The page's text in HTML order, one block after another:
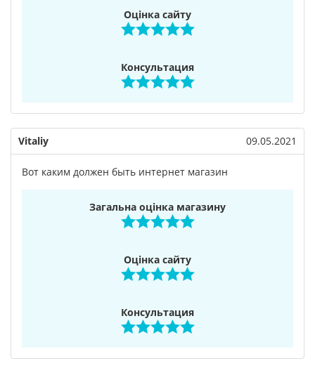
Оцінка сайту
Консультация
Vitaliy 09.05.2021
Вот каким должен быть интернет магазин
Загальна оцінка магазину
Оцінка сайту
Консультация